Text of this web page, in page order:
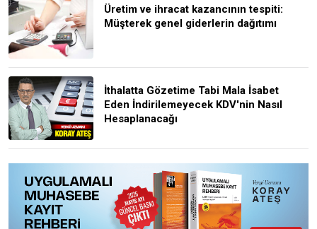
Üretim ve ihracat kazancının tespiti:
Müşterek genel giderlerin dağıtımı
İthalatta Gözetime Tabi Mala İsabet
Eden İndirilemeyecek KDV'nin Nasıl
Hesaplanacağı